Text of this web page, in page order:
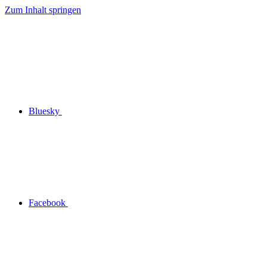
Zum Inhalt springen
Bluesky
Facebook